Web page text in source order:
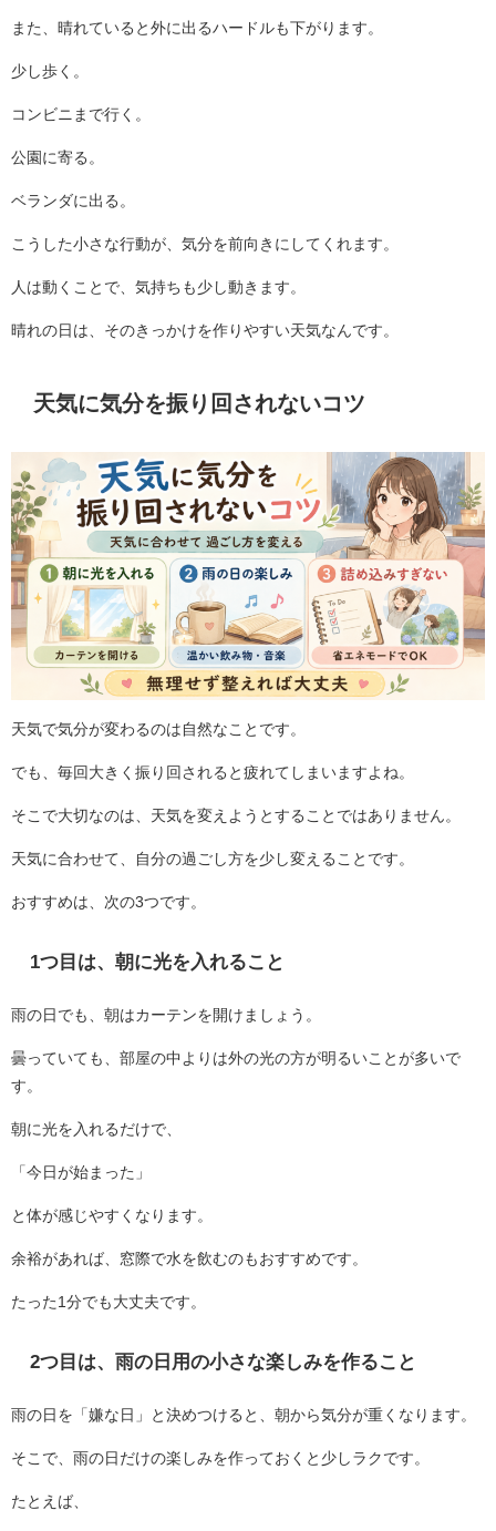
また、晴れていると外に出るハードルも下がります。
少し歩く。
コンビニまで行く。
公園に寄る。
ベランダに出る。
こうした小さな行動が、気分を前向きにしてくれます。
人は動くことで、気持ちも少し動きます。
晴れの日は、そのきっかけを作りやすい天気なんです。
天気に気分を振り回されないコツ
天気で気分が変わるのは自然なことです。
でも、毎回大きく振り回されると疲れてしまいますよね。
そこで大切なのは、天気を変えようとすることではありません。
天気に合わせて、自分の過ごし方を少し変えることです。
おすすめは、次の3つです。
1つ目は、朝に光を入れること
雨の日でも、朝はカーテンを開けましょう。
曇っていても、部屋の中よりは外の光の方が明るいことが多いで
す。
朝に光を入れるだけで、
「今日が始まった」
と体が感じやすくなります。
余裕があれば、窓際で水を飲むのもおすすめです。
たった1分でも大丈夫です。
2つ目は、雨の日用の小さな楽しみを作ること
雨の日を「嫌な日」と決めつけると、朝から気分が重くなります。
そこで、雨の日だけの楽しみを作っておくと少しラクです。
たとえば、